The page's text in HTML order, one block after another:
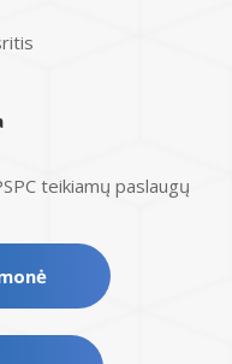
teikiamų paslaugų